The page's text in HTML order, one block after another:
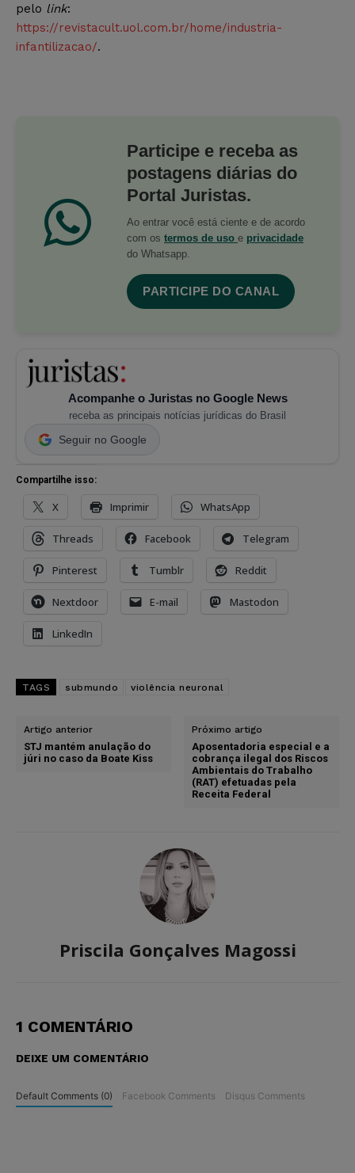
pelo link:
https://revistacult.uol.com.br/home/industria-
infantilizacao/.
Participe e receba as
postagens diárias do
Portal Juristas.
Ao entrar você está ciente e de acordo
com os termos de uso e privacidade
do Whatsapp.
PARTICIPE DO CANAL
Acompanhe o Juristas no Google News
receba as principais notícias jurídicas do Brasil
Seguir no Google
Compartilhe isso:
X Imprimir WhatsApp
Threads Facebook Telegram
Pinterest Tumblr Reddit
Nextdoor E-mail Mastodon
LinkedIn
TAGS submundo violência neuronal
Artigo anterior
STJ mantém anulação do
júri no caso da Boate Kiss
Próximo artigo
Aposentadoria especial e a
cobrança ilegal dos Riscos
Ambientais do Trabalho
(RAT) efetuadas pela
Receita Federal
Priscila Gonçalves Magossi
1 COMENTÁRIO
DEIXE UM COMENTÁRIO
Default Comments (0) Facebook Comments Disqus Comments